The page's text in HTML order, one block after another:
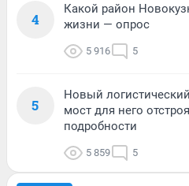
4
Какой район
жизни — опрос
5 916 5
5
Новый
мост для него
подробности
5 859 5